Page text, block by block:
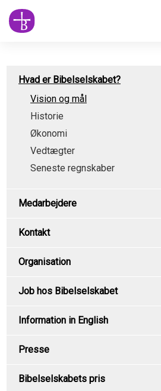
Skip
to
Subpage
content
type
menu
Hvad er Bibelselskabet?
Vision og mål
Historie
Økonomi
Vedtægter
Seneste regnskaber
Medarbejdere
Kontakt
Organisation
Job hos Bibelselskabet
Information in English
Presse
Bibelselskabets pris